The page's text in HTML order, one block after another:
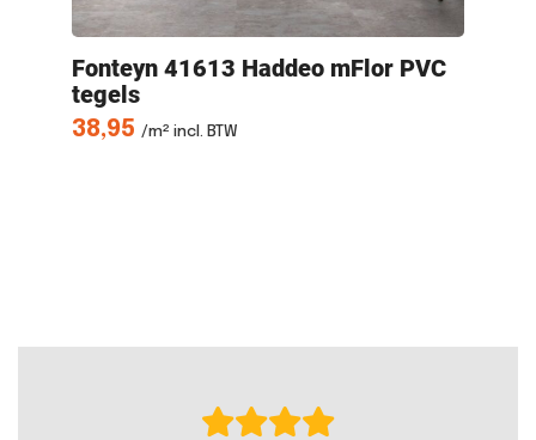
Fonteyn 41613 Haddeo mFlor PVC
tegels
38,95 /m² incl. BTW